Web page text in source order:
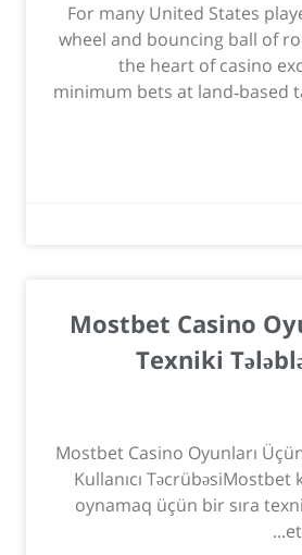
For many United States
wheel and bouncing ball of
the heart of casino
minimum bets at land‑based
Mostbet Casino
Texniki
Mostbet Casino Oyunları
Kullanıcı TəcrübəsiMostbet
oynamaq üçün bir sıra